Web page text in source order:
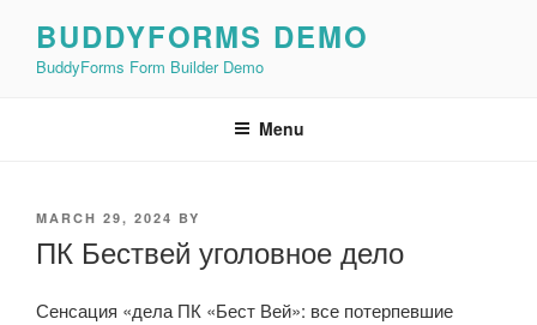
content
BUDDYFORMS DEMO
BuddyForms Form Builder Demo
Menu
POSTED
MARCH 29, 2024 BY
ПК Бествей уголовное дело
Сенсация «дела ПК «Бест Вей»: все потерпевшие